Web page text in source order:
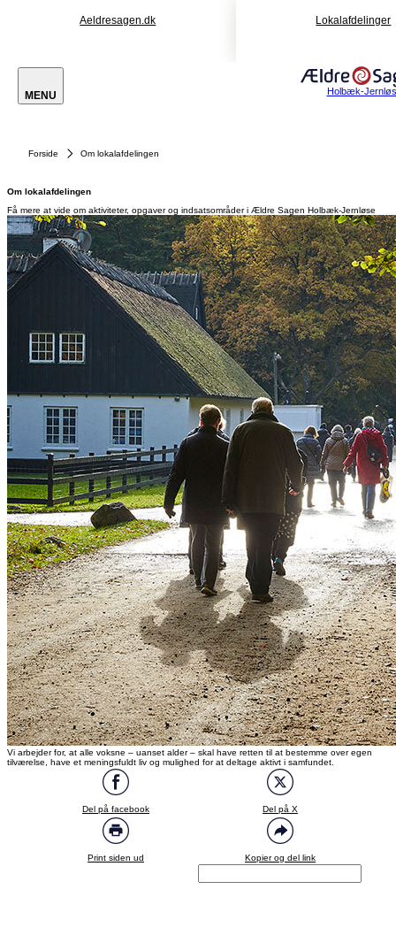
Aeldresagen.dk Lokalafdelinger
MENU Holbæk-
Forside Om lokalafdelingen
Om lokalafdelingen
Få mere at vide om aktiviteter, opgaver og indsatsområder i Ældre Sagen Holbæk-Jernløse
Vi arbejder for, at alle voksne – uanset alder – skal have retten til at bestemme over egen
tilværelse, have et meningsfuldt liv og mulighed for at deltage aktivt i samfundet.
Del på facebook Del på X
Print siden ud Kopier og del link